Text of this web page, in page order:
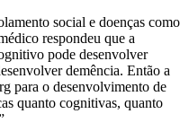
social e doenças como
respondeu que a
pode desenvolver
demência. Então a
para o desenvolvimento de
quanto cognitivas, quanto